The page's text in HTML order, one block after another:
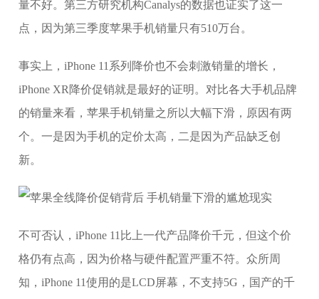
量不好。第三方研究机构Canalys的数据也证实了这一
点，因为第三季度苹果手机销量只有510万台。
事实上，iPhone 11系列降价也不会刺激销量的增长，
iPhone XR降价促销就是最好的证明。对比各大手机品牌
的销量来看，苹果手机销量之所以大幅下滑，原因有两
个。一是因为手机的定价太高，二是因为产品缺乏创
新。
不可否认，iPhone 11比上一代产品降价千元，但这个价
格仍有点高，因为价格与硬件配置严重不符。众所周
知，iPhone 11使用的是LCD屏幕，不支持5G，国产的千